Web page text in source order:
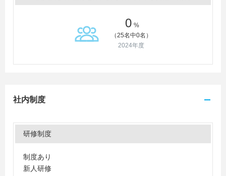
0 %
（25名中0名）
2024年度
社内制度
研修制度
制度あり
新人研修